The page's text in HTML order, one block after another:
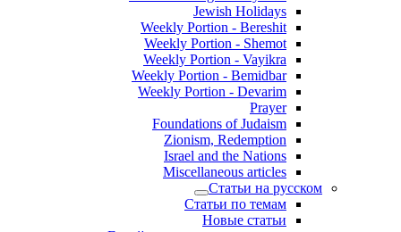
Jewish Holidays
Weekly Portion - Bereshit
Weekly Portion - Shemot
Weekly Portion - Vayikra
Weekly Portion - Bemidbar
Weekly Portion - Devarim
Prayer
Foundations of Judaism
Zionism, Redemption
Israel and the Nations
Miscellaneous articles
Статьи на русском
Статьи по темам
Новые статьи